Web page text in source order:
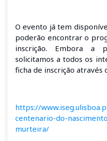
O evento já tem
poderão encontrar o
inscrição. Embora a
solicitamos a todos os
ficha de inscrição através
https://
centenario-do-
murteira/